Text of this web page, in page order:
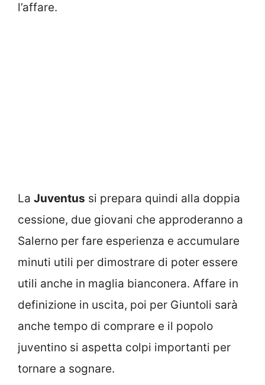
l’affare.
La Juventus si prepara quindi alla doppia
cessione, due giovani che approderanno a
Salerno per fare esperienza e accumulare
minuti utili per dimostrare di poter essere
utili anche in maglia bianconera. Affare in
definizione in uscita, poi per Giuntoli sarà
anche tempo di comprare e il popolo
juventino si aspetta colpi importanti per
tornare a sognare.